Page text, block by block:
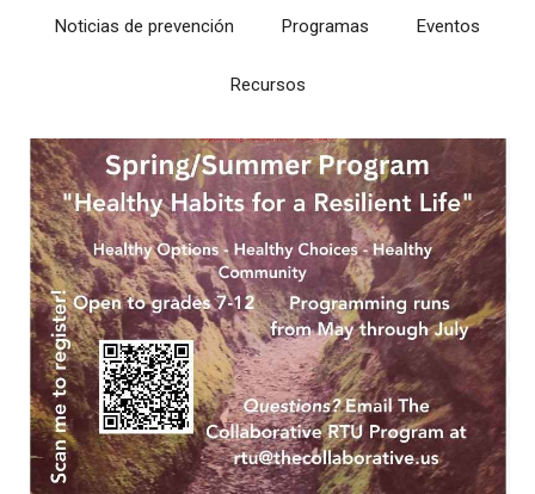
Noticias de prevención Programas Eventos
Recursos